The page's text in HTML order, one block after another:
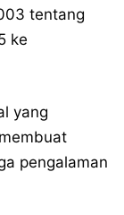
tentang
ke
yang
pengalaman